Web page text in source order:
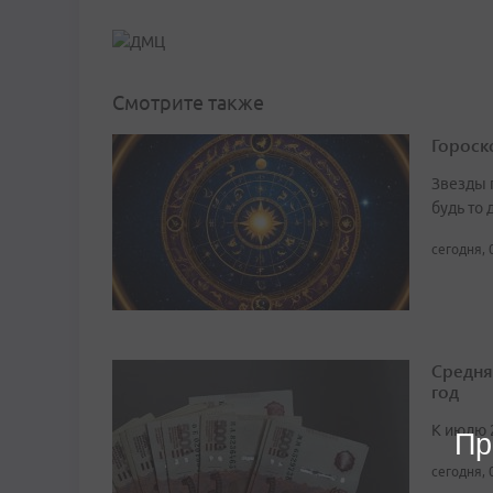
Смотрите также
Звезды
будь то
сегодня,
год
К июлю
сегодня,